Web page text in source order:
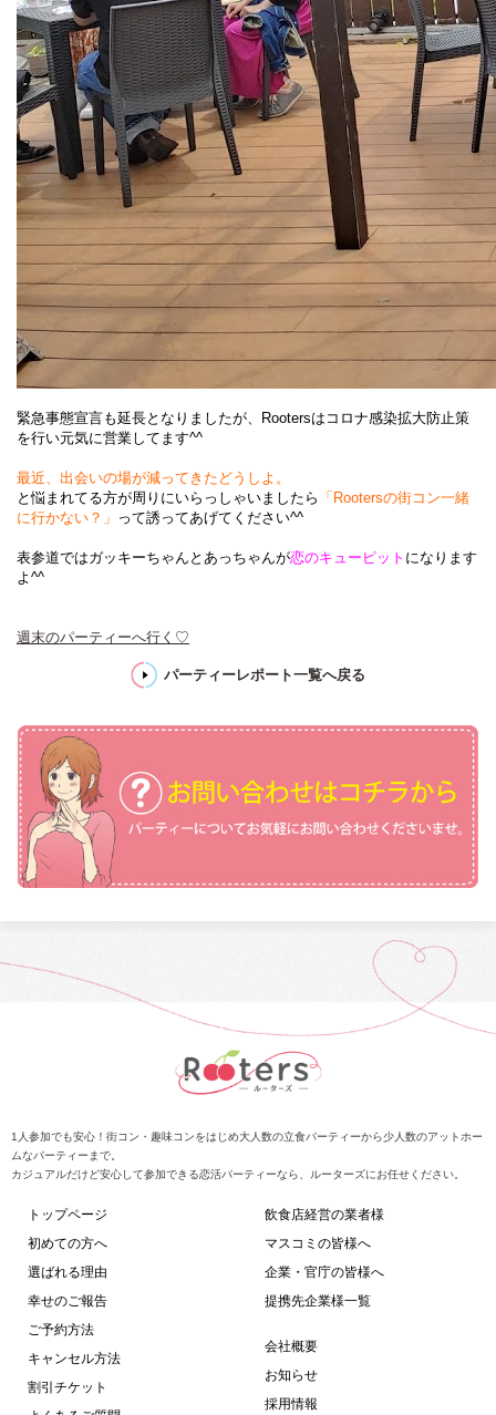
緊急事態宣言も延長となりましたが、Rootersはコロナ感染拡大防止策
を行い元気に営業してます^^
最近、出会いの場が減ってきたどうしよ。
と悩まれてる方が周りにいらっしゃいましたら 「Rootersの街コン一緒
に行かない？」 って誘ってあげてください^^
表参道ではガッキーちゃんとあっちゃんが恋のキューピット になります
よ^^
週末のパーティーへ行く♡
パーティーレポート一覧へ戻る
1人参加でも安心！街コン・趣味コンをはじめ大人数の立食パーティーから少人数のアットホー
ムなパーティーまで。
カジュアルだけど安心して参加できる恋活パーティーなら、ルーターズにお任せください。
トップページ
初めての方へ
選ばれる理由
幸せのご報告
ご予約方法
キャンセル方法
割引チケット
飲食店経営の業者様
マスコミの皆様へ
企業・官庁の皆様へ
提携先企業様一覧
会社概要
お知らせ
採用情報